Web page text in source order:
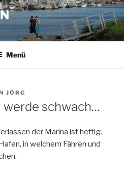
Menü
JÖRG
werde schwach…
der Marina ist heftig.
in welchem Fähren und